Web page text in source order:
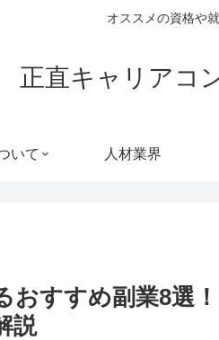
オススメの資格や
正直キャリアコ
いて 人材業界
おすすめ副業8選
説